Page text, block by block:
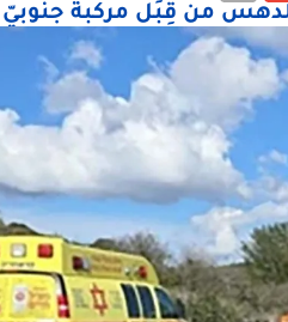
من قِبَل مركبة جنوبيّ